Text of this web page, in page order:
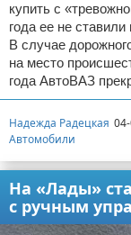
купить с
года ее не
В случае
на место
года АвтоВАЗ
Надежда Радецкая
Автомобили
На «Лады»
с ручным